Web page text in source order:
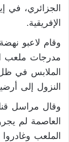
الجزائري، في
الإفريقية.
وقام لاعبو
مدرجات ملعب
الملابس في
النزول إلى
وقال مراسل
العاصمة لم
الملعب وغادروا